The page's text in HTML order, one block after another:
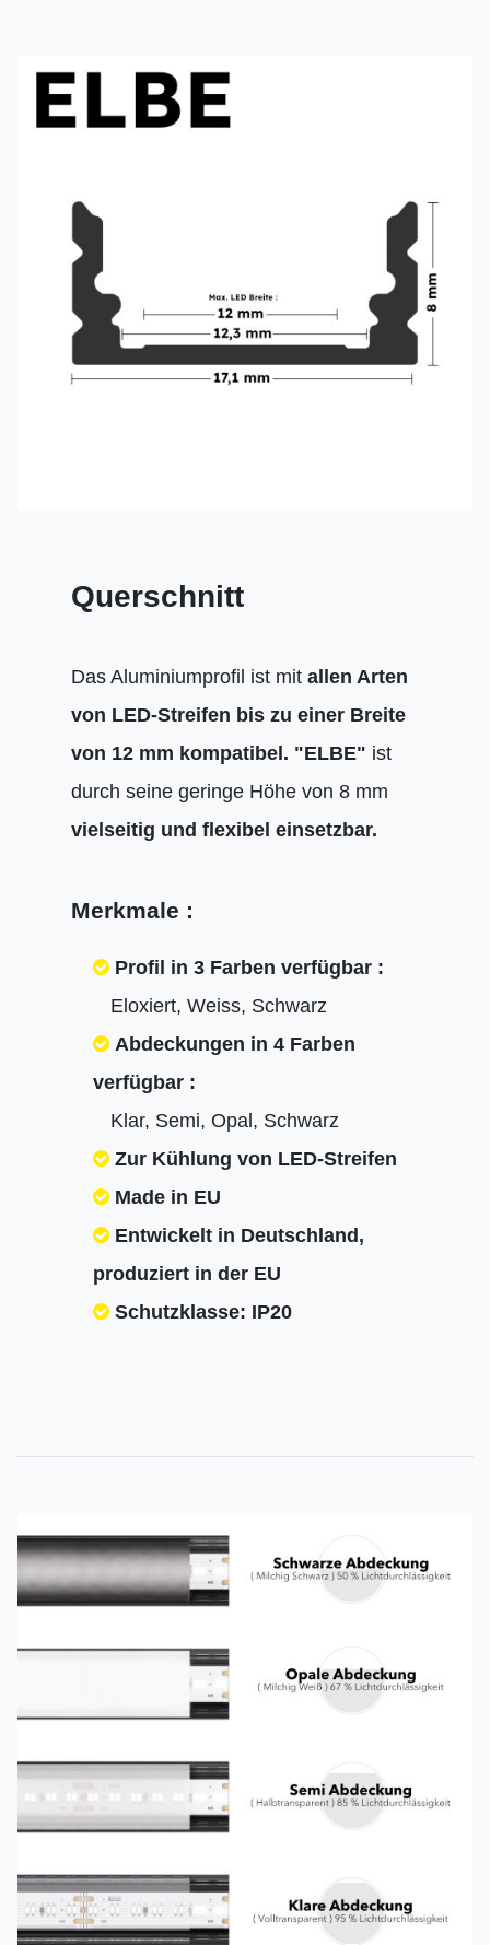
Querschnitt
Das Aluminiumprofil ist mit allen Arten
von LED-Streifen bis zu einer Breite
von 12 mm kompatibel. "ELBE" ist
durch seine geringe Höhe von 8 mm
vielseitig und flexibel einsetzbar.
Merkmale :
Profil in 3 Farben verfügbar :
Eloxiert, Weiss, Schwarz
Abdeckungen in 4 Farben
verfügbar :
Klar, Semi, Opal, Schwarz
Zur Kühlung von LED-Streifen
Made in EU
Entwickelt in Deutschland,
produziert in der EU
Schutzklasse: IP20